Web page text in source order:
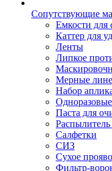
Сопутствующие
Емкости для
Каттер для
Ленты
Липкое
Мерные
Набор
Паста для
Салфетки
СИЗ
Сухое
Фильтр-